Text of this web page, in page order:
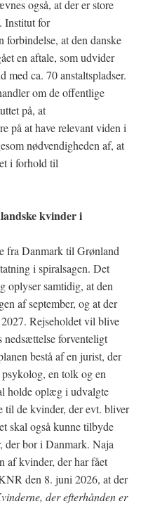
også, at der er store
Institut for
forbindelse, at den danske
en aftale, som udvider
med ca. 70 anstaltspladser.
om de offentlige
på, at
på at have relevant viden i
nødvendigheden af, at
i forhold til
kvinder i
fra Danmark til Grønland
i spiralsagen. Det
oplyser samtidig, at den
af september, og at der
Rejseholdet vil blive
nedsættelse forventeligt
bestå af en jurist, der
en tolk og en
holde oplæg i udvalgte
til de kvinder, der evt. bliver
skal også kunne tilbyde
bor i Danmark. Naja
af kvinder, der har fået
den 8. juni 2026, at der
der efterhånden er